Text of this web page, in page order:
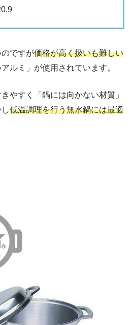
ですが価格が高く扱いも難しい
ルミ」が使用されています。
やすく「鍋には向かない材質」
低温調理を行う無水鍋には最適